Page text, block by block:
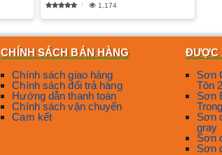
1,174
CHÍNH SÁCH BÁN HÀNG
Chính sách giao hàng
Chính sách đổi trả hàng
Hướng dẫn thanh toán
Chính sách vận chuyển
Cam kết
ĐƯỢC
Sơn
Tôn
Sơn
Sơn
gray
Sơn
Sơn